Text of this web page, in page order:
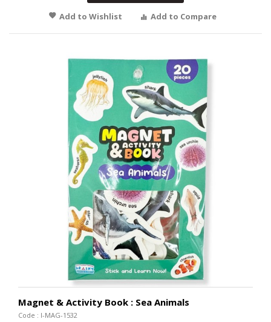
Add to Wishlist Add to Compare
Magnet & Activity Book : Sea Animals
Code : I-MAG-1532